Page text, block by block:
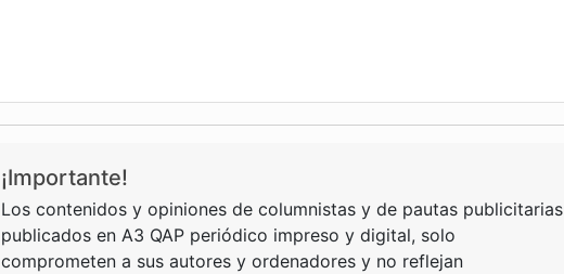
¡Importante!
Los contenidos y opiniones de columnistas y de pautas publicitarias
publicados en A3 QAP periódico impreso y digital, solo
comprometen a sus autores y ordenadores y no reflejan